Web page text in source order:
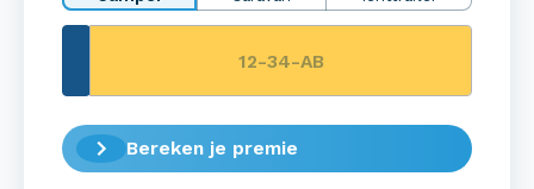
Bereken je premie